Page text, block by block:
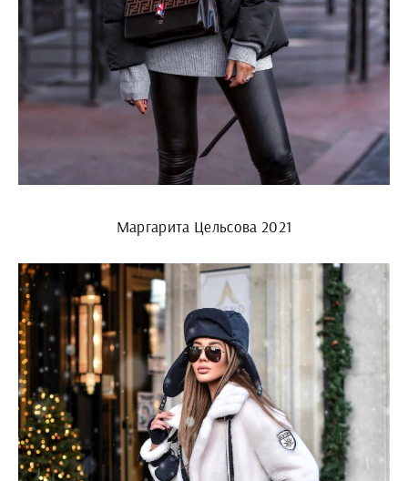
Маргарита Цельсова 2021